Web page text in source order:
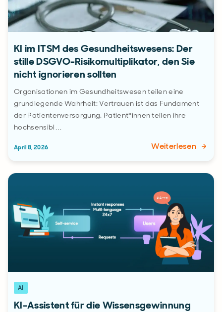
KI im ITSM des Gesundheitswesens: Der
stille DSGVO-Risikomultiplikator, den Sie
nicht ignorieren sollten
Organisationen im Gesundheitswesen teilen eine
grundlegende Wahrheit: Vertrauen ist das Fundament
der Patientenversorgung. Patient*innen teilen ihre
hochsensibl…
April 8, 2026 Weiterlesen
AI
KI-Assistent für die Wissensgewinnung